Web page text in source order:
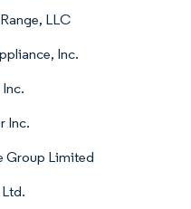
LLC
Inc.
Inc.
Group Limited